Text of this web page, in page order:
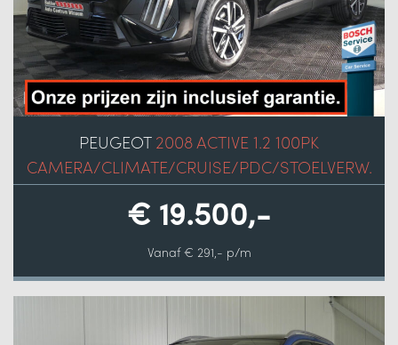
PEUGEOT2008 ACTIVE 1.2 100PK
CAMERA/CLIMATE/CRUISE/PDC/STOELVERW.
€ 19.500,-
Vanaf € 291,- p/m